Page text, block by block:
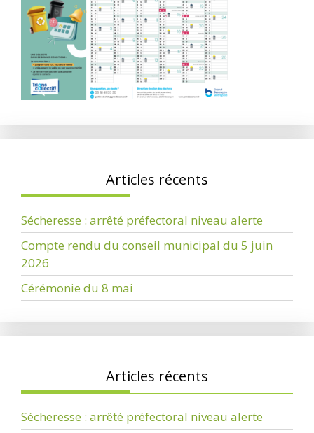
Articles récents
Sécheresse : arrêté préfectoral niveau alerte
Compte rendu du conseil municipal du 5 juin
2026
Cérémonie du 8 mai
Articles récents
Sécheresse : arrêté préfectoral niveau alerte